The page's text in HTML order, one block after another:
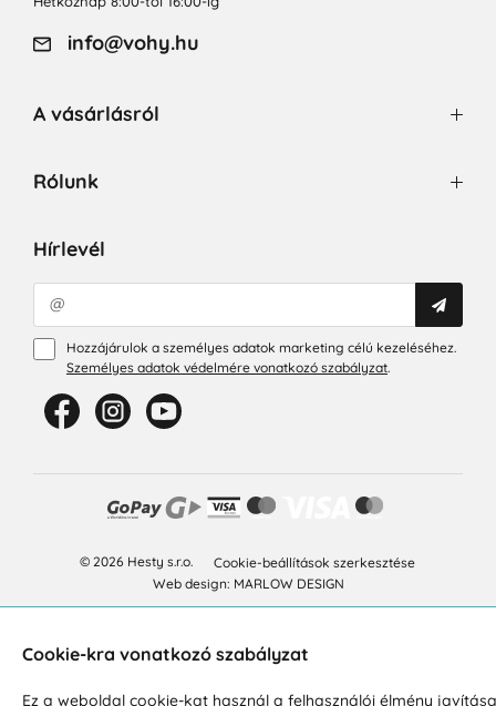
info@vohy.hu
A vásárlásról
Rólunk
Hírlevél
Hozzájárulok a személyes adatok marketing célú kezeléséhez.
Személyes adatok védelmére vonatkozó szabályzat.
© 2026 Hesty s.r.o.
Cookie-beállítások szerkesztése
Web design: MARLOW DESIGN
Cookie-kra vonatkozó szabályzat
Ez a weboldal cookie-kat használ a felhasználói élmény javítása